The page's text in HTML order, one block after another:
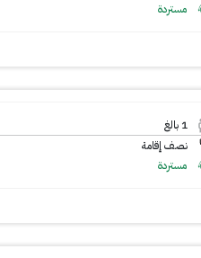
مستردة
1 بالغ
نصف إقامة
مستردة